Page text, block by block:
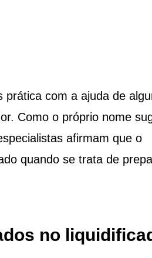
prática com a ajuda de
Como o próprio nome
afirmam que o
quando se trata de
no